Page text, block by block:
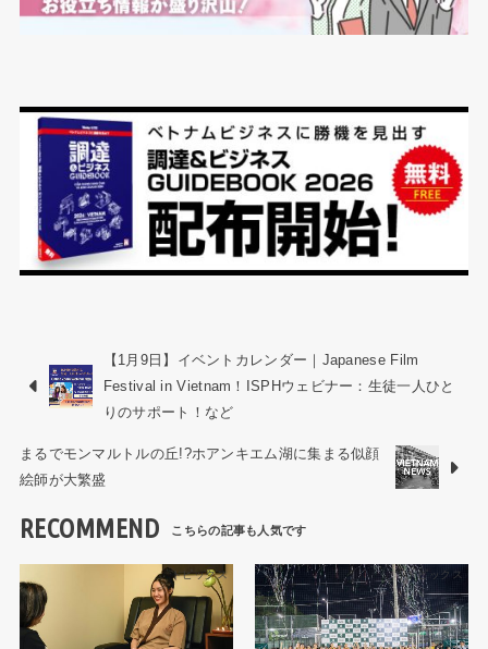
【1月9日】イベントカレンダー｜Japanese Film
Festival in Vietnam！ISPHウェビナー：生徒一人ひと
りのサポート！など
まるでモンマルトルの丘!?ホアンキエム湖に集まる似顔
絵師が大繁盛
RECOMMEND
トピックス トピックス